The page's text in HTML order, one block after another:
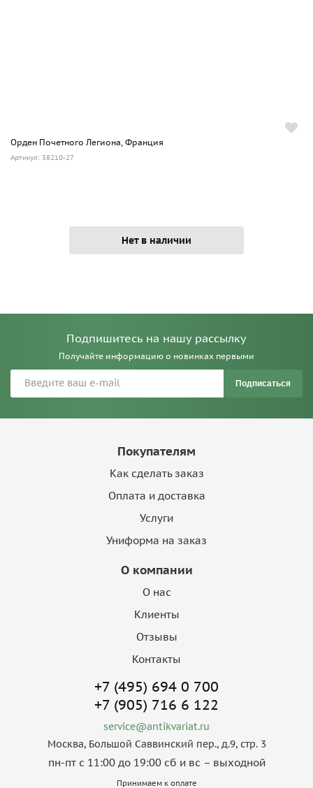
Орден Почетного Легиона, Франция
Артикул: 38210-27
Нет в наличии
Подпишитесь на нашу рассылку
Получайте информацию о новинках первыми
Подписаться
Покупателям
Как сделать заказ
Оплата и доставка
Услуги
Униформа на заказ
О компании
О нас
Клиенты
Отзывы
Контакты
+7 (495) 694 0 700
+7 (905) 716 6 122
service@antikvariat.ru
Москва, Большой Саввинский пер., д.9, стр. 3
пн-пт с 11:00 до 19:00 сб и вс – выходной
Принимаем к оплате